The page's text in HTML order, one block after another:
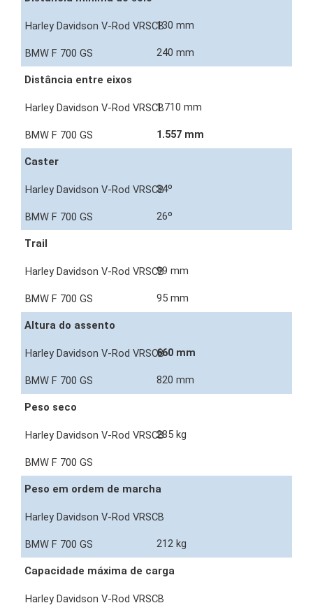
130 mm
240 mm
Distância entre eixos
1.710 mm
1.557 mm
Caster
34º
26º
Trail
99 mm
95 mm
Altura do assento
660 mm
820 mm
Peso seco
285 kg
Peso em ordem de marcha
212 kg
Capacidade máxima de carga